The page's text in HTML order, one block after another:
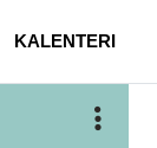
KALENTERI